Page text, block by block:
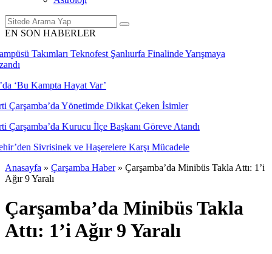
EN SON HABERLER
Anasayfa » Çarşamba Haber » Çarşamba’da Minibüs Takla Attı: 1’i
Ağır 9 Yaralı
Çarşamba’da Minibüs Takla
Attı: 1’i Ağır 9 Yaralı